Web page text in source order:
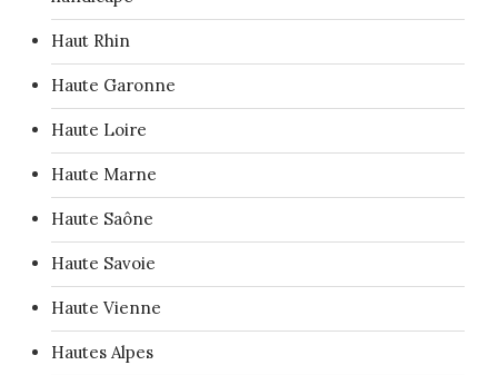
Haut Rhin
Haute Garonne
Haute Loire
Haute Marne
Haute Saône
Haute Savoie
Haute Vienne
Hautes Alpes